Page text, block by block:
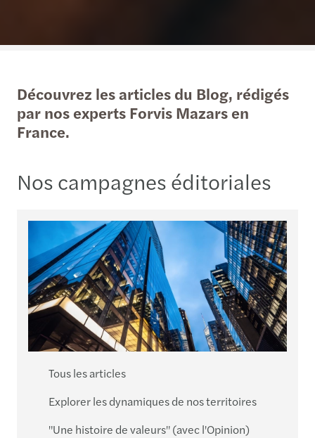
Découvrez les articles du Blog, rédigés
par nos experts Forvis Mazars en
France.
Nos campagnes éditoriales
Tous les articles
Explorer les dynamiques de nos territoires
"Une histoire de valeurs" (avec l'Opinion)